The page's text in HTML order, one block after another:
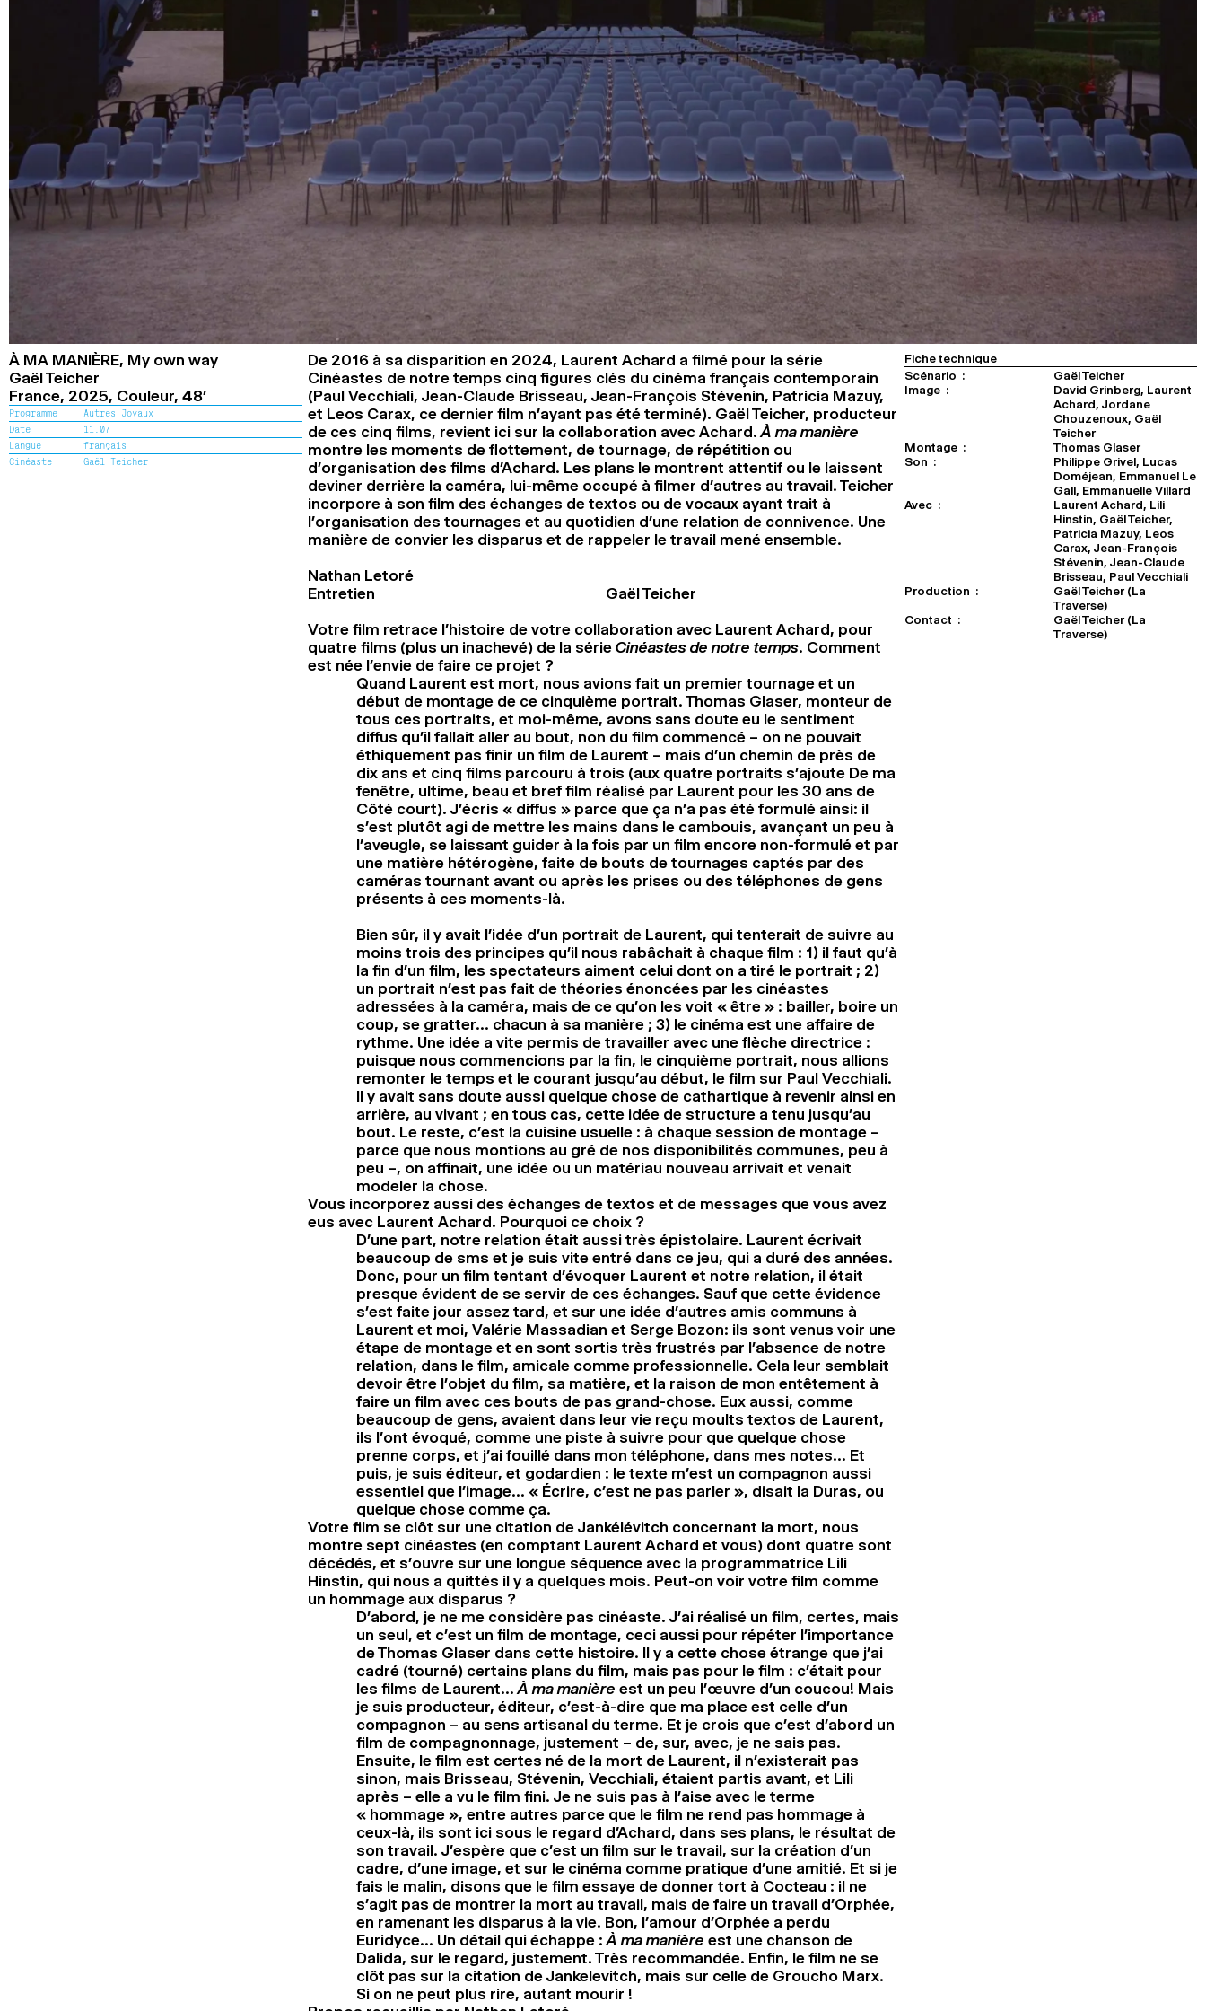
À MA MANIÈRE, My own way
Gaël Teicher
France, 2025, Couleur, 48’
Programme
Autres Joyaux
Date
11.07
Langue
français
Cinéaste
Gaël Teicher
De 2016 à sa disparition en 2024, Laurent Achard a filmé pour la série
Cinéastes de notre temps cinq figures clés du cinéma français contemporain
(Paul Vecchiali, Jean-Claude Brisseau, Jean-François Stévenin, Patricia Mazuy,
et Leos Carax, ce dernier film n’ayant pas été terminé). Gaël Teicher, producteur
de ces cinq films, revient ici sur la collaboration avec Achard. À ma manière
montre les moments de flottement, de tournage, de répétition ou
d’organisation des films d’Achard. Les plans le montrent attentif ou le laissent
deviner derrière la caméra, lui-même occupé à filmer d’autres au travail. Teicher
incorpore à son film des échanges de textos ou de vocaux ayant trait à
l’organisation des tournages et au quotidien d’une relation de connivence. Une
manière de convier les disparus et de rappeler le travail mené ensemble.
Nathan Letoré
Entretien
Gaël Teicher
Votre film retrace l’histoire de votre collaboration avec Laurent Achard, pour
quatre films (plus un inachevé) de la série Cinéastes de notre temps. Comment
est née l’envie de faire ce projet ?
Quand Laurent est mort, nous avions fait un premier tournage et un
début de montage de ce cinquième portrait. Thomas Glaser, monteur de
tous ces portraits, et moi-même, avons sans doute eu le sentiment
diffus qu’il fallait aller au bout, non du film commencé – on ne pouvait
éthiquement pas finir un film de Laurent – mais d’un chemin de près de
dix ans et cinq films parcouru à trois (aux quatre portraits s’ajoute De ma
fenêtre, ultime, beau et bref film réalisé par Laurent pour les 30 ans de
Côté court). J’écris « diffus » parce que ça n’a pas été formulé ainsi: il
s’est plutôt agi de mettre les mains dans le cambouis, avançant un peu à
l’aveugle, se laissant guider à la fois par un film encore non-formulé et par
une matière hétérogène, faite de bouts de tournages captés par des
caméras tournant avant ou après les prises ou des téléphones de gens
présents à ces moments-là.
Bien sûr, il y avait l’idée d’un portrait de Laurent, qui tenterait de suivre au
moins trois des principes qu’il nous rabâchait à chaque film : 1) il faut qu’à
la fin d’un film, les spectateurs aiment celui dont on a tiré le portrait ; 2)
un portrait n’est pas fait de théories énoncées par les cinéastes
adressées à la caméra, mais de ce qu’on les voit « être » : bailler, boire un
coup, se gratter… chacun à sa manière ; 3) le cinéma est une affaire de
rythme. Une idée a vite permis de travailler avec une flèche directrice :
puisque nous commencions par la fin, le cinquième portrait, nous allions
remonter le temps et le courant jusqu’au début, le film sur Paul Vecchiali.
Il y avait sans doute aussi quelque chose de cathartique à revenir ainsi en
arrière, au vivant ; en tous cas, cette idée de structure a tenu jusqu’au
bout. Le reste, c’est la cuisine usuelle : à chaque session de montage –
parce que nous montions au gré de nos disponibilités communes, peu à
peu –, on affinait, une idée ou un matériau nouveau arrivait et venait
modeler la chose.
Vous incorporez aussi des échanges de textos et de messages que vous avez
eus avec Laurent Achard. Pourquoi ce choix ?
D’une part, notre relation était aussi très épistolaire. Laurent écrivait
beaucoup de sms et je suis vite entré dans ce jeu, qui a duré des années.
Donc, pour un film tentant d’évoquer Laurent et notre relation, il était
presque évident de se servir de ces échanges. Sauf que cette évidence
s’est faite jour assez tard, et sur une idée d’autres amis communs à
Laurent et moi, Valérie Massadian et Serge Bozon: ils sont venus voir une
étape de montage et en sont sortis très frustrés par l’absence de notre
relation, dans le film, amicale comme professionnelle. Cela leur semblait
devoir être l’objet du film, sa matière, et la raison de mon entêtement à
faire un film avec ces bouts de pas grand-chose. Eux aussi, comme
beaucoup de gens, avaient dans leur vie reçu moults textos de Laurent,
ils l’ont évoqué, comme une piste à suivre pour que quelque chose
prenne corps, et j’ai fouillé dans mon téléphone, dans mes notes… Et
puis, je suis éditeur, et godardien : le texte m’est un compagnon aussi
essentiel que l’image… « Écrire, c’est ne pas parler », disait la Duras, ou
quelque chose comme ça.
Votre film se clôt sur une citation de Jankélévitch concernant la mort, nous
montre sept cinéastes (en comptant Laurent Achard et vous) dont quatre sont
décédés, et s’ouvre sur une longue séquence avec la programmatrice Lili
Hinstin, qui nous a quittés il y a quelques mois. Peut-on voir votre film comme
un hommage aux disparus ?
D’abord, je ne me considère pas cinéaste. J’ai réalisé un film, certes, mais
un seul, et c’est un film de montage, ceci aussi pour répéter l’importance
de Thomas Glaser dans cette histoire. Il y a cette chose étrange que j’ai
cadré (tourné) certains plans du film, mais pas pour le film : c’était pour
les films de Laurent…À ma manière est un peu l’œuvre d’un coucou! Mais
je suis producteur, éditeur, c’est-à-dire que ma place est celle d’un
compagnon – au sens artisanal du terme. Et je crois que c’est d’abord un
film de compagnonnage, justement – de, sur, avec, je ne sais pas.
Ensuite, le film est certes né de la mort de Laurent, il n’existerait pas
sinon, mais Brisseau, Stévenin, Vecchiali, étaient partis avant, et Lili
après – elle a vu le film fini. Je ne suis pas à l’aise avec le terme
« hommage », entre autres parce que le film ne rend pas hommage à
ceux-là, ils sont ici sous le regard d’Achard, dans ses plans, le résultat de
son travail. J’espère que c’est un film sur le travail, sur la création d’un
cadre, d’une image, et sur le cinéma comme pratique d’une amitié. Et si je
fais le malin, disons que le film essaye de donner tort à Cocteau : il ne
s’agit pas de montrer la mort au travail, mais de faire un travail d’Orphée,
en ramenant les disparus à la vie. Bon, l’amour d’Orphée a perdu
Euridyce… Un détail qui échappe :À ma manière est une chanson de
Dalida, sur le regard, justement. Très recommandée. Enfin, le film ne se
clôt pas sur la citation de Jankelevitch, mais sur celle de Groucho Marx.
Si on ne peut plus rire, autant mourir !
Fiche technique
Scénario :
Gaël Teicher
Image :
David Grinberg, Laurent
Achard, Jordane
Chouzenoux, Gaël
Teicher
Montage :
Thomas Glaser
Son :
Philippe Grivel, Lucas
Doméjean, Emmanuel Le
Gall, Emmanuelle Villard
Avec :
Laurent Achard, Lili
Hinstin, Gaël Teicher,
Patricia Mazuy, Leos
Carax, Jean-François
Stévenin, Jean-Claude
Brisseau, Paul Vecchiali
Production :
Gaël Teicher (La
Traverse)
Contact :
Gaël Teicher (La
Traverse)